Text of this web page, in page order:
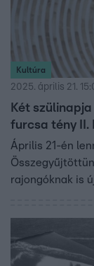
Kultúra
2025. április 21.
Két
furcsa tény II.
Április 21-én
rajongóknak is